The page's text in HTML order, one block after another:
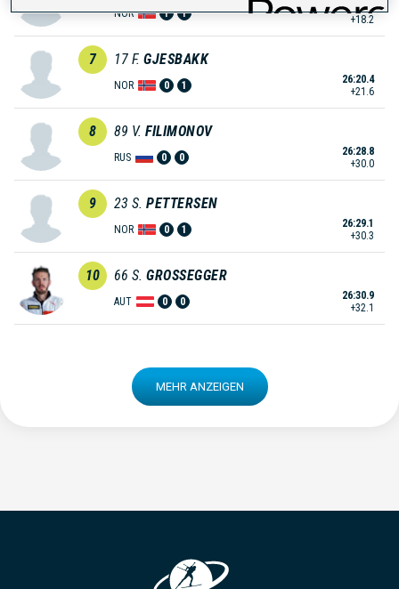
NOR 1 1
26:17.0
+18.2
7 17 F. GJESBAKK
NOR 0 1
26:20.4
+21.6
8 89 V. FILIMONOV
RUS 0 0
26:28.8
+30.0
9 23 S. PETTERSEN
NOR 0 1
26:29.1
+30.3
10 66 S. GROSSEGGER
AUT 0 0
26:30.9
+32.1
MEHR ANZEIGEN